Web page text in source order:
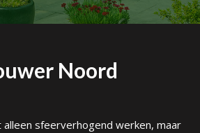
Noord
alleen sfeerverhogend werken, maar